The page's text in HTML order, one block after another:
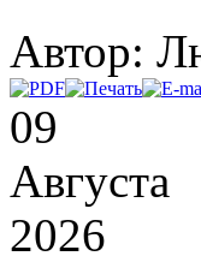
Автор:
09
Августа
2026